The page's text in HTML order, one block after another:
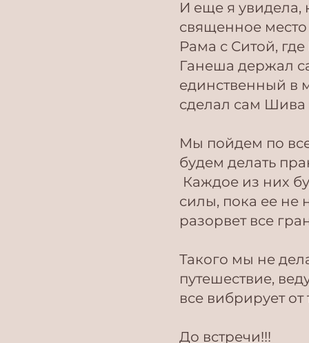
И еще я увидела,
священное место
Рама с Ситой,
Ганеша держал
единственный в
сделал сам
Мы пойдем по
будем делать
Каждое из них
силы, пока ее не
разорвет все
Такого мы не
путешествие,
все вибрирует от
До встречи!!!